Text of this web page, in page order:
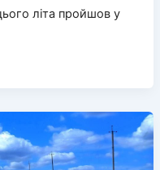
літа пройшов у